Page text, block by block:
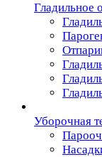
Гладильное
Уборочная